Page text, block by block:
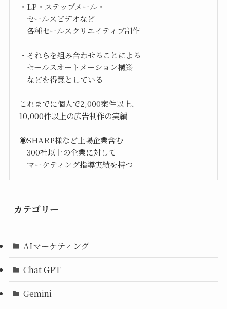
・LP・ステップメール・
セールスビデオなど
各種セールスクリエイティブ制作
・それらを組み合わせることによる
セールスオートメーション構築
などを得意としている
これまでに個人で2,000案件以上、
10,000件以上の広告制作の実績
◉SHARP様など上場企業含む
300社以上の企業に対して
マーケティング指導実績を持つ
カテゴリー
AIマーケティング
Chat GPT
Gemini